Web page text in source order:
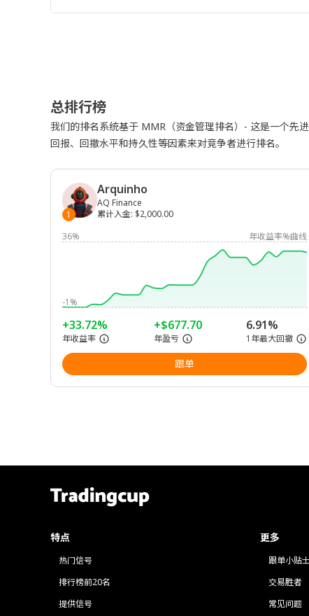
总排行榜
我们的排名系统基于 MMR（资金管理排名）- 这是一个先
回报、回撤水平和持久性等因素来对竞争者进行排名。
1
Arquinho
AQ Finance
累计入金: $2,000.00
36%
年收益率%曲线
-1%
+33.72%
年收益率
+$677.70
年盈亏
6.91%
1年最大回撤
跟单
特点
热门信号
排行榜前20名
提供信号
更多
跟单小贴士
交易胜者
常见问题